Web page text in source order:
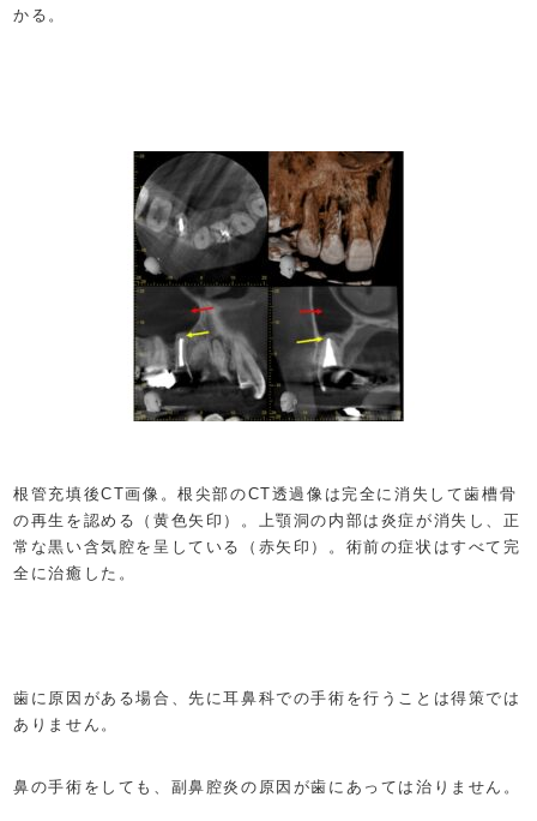
かる。
根管充填後CT画像。根尖部のCT透過像は完全に消失して歯槽骨
の再生を認める（黄色矢印）。上顎洞の内部は炎症が消失し、正
常な黒い含気腔を呈している（赤矢印）。術前の症状はすべて完
全に治癒した。
歯に原因がある場合、先に耳鼻科での手術を行うことは得策では
ありません。
鼻の手術をしても、副鼻腔炎の原因が歯にあっては治りません。